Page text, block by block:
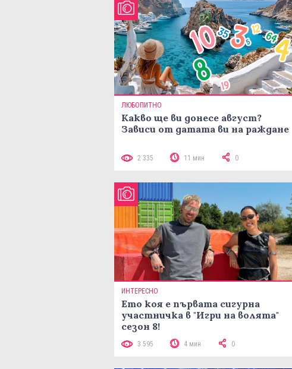
ЛЮБОПИТНО
Какво ще ви донесе август?
Зависи от датата ви на ражданe
2 335 11 мин 0
ИНТЕРЕСНО
Ето коя е първата сигурна
участничка в "Игри на волята"
сезон 8!
3 595 4 мин 0